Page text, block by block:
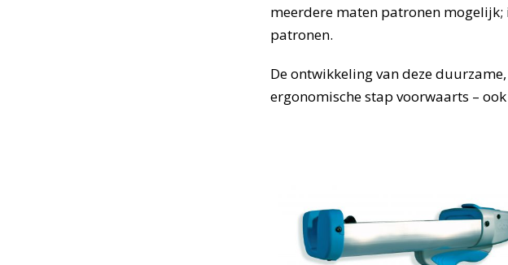
meerdere maten patronen mogelijk;
patronen.
De ontwikkeling van deze
ergonomische stap voorwaarts –